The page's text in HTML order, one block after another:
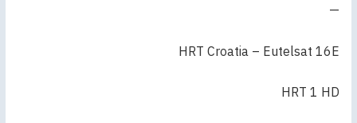
—
HRT Croatia – Eutelsat 16E
HRT 1 HD